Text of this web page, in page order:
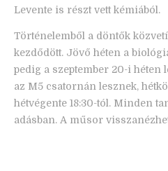
Levente is részt vett kémiából.
Történelemből a döntők
kezdődött. Jövő héten a
pedig a szeptember 20-i héten
az M5 csatornán lesznek,
hétvégente 18:30-tól. Minden
adásban. A műsor